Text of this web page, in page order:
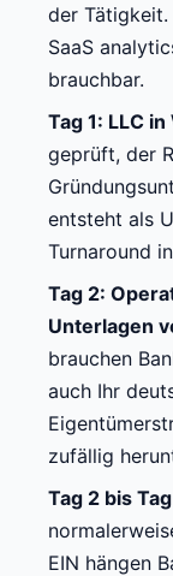
der Tätigkeit.
SaaS
brauchbar.
Tag 1: LLC
geprüft, der
entsteht als
Turnaround
Tag 2:
Unterlagen
brauchen
auch Ihr
zufällig
Tag 2 bis
EIN hängen